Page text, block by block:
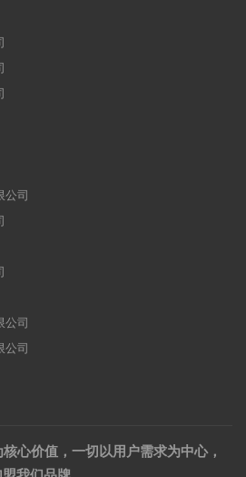
公司
公司
公司
心价值，一切以用户需求为中心，